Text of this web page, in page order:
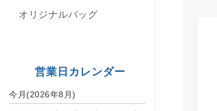
オリジナルバッグ
営業日カレンダー
今月(2026年8月)